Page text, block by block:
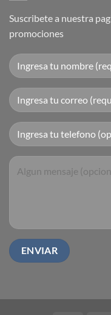
Suscribete a nuestra
promociones